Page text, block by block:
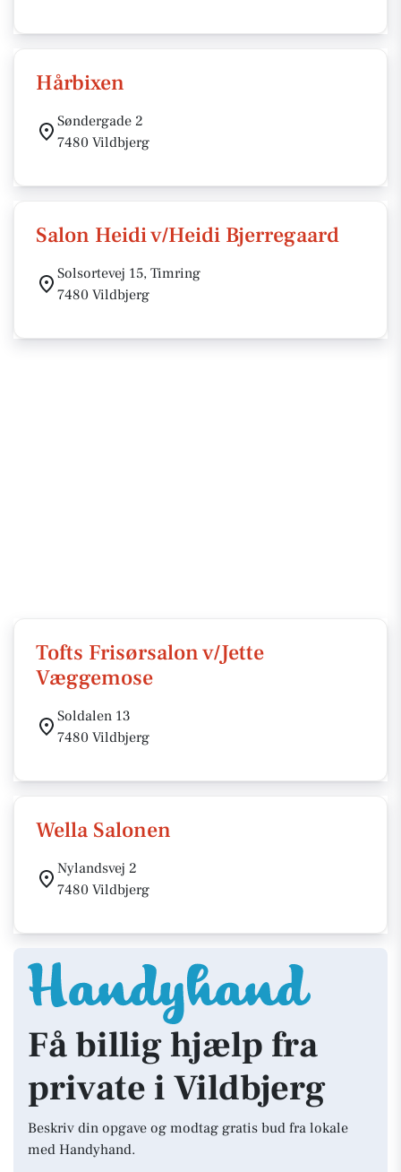
Hårbixen
Søndergade 2
7480 Vildbjerg
Salon Heidi v/Heidi Bjerregaard
Solsortevej 15, Timring
7480 Vildbjerg
Tofts Frisørsalon v/Jette
Væggemose
Soldalen 13
7480 Vildbjerg
Wella Salonen
Nylandsvej 2
7480 Vildbjerg
Få billig hjælp fra
private i Vildbjerg
Beskriv din opgave og modtag gratis bud fra lokale
med Handyhand.